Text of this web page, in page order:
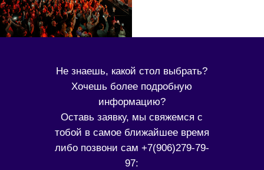
Не знаешь, какой стол выбрать?
Хочешь более подробную
информацию?
Оставь заявку, мы свяжемся с
тобой в самое ближайшее время
либо позвони сам +7(906)279-79-
97: